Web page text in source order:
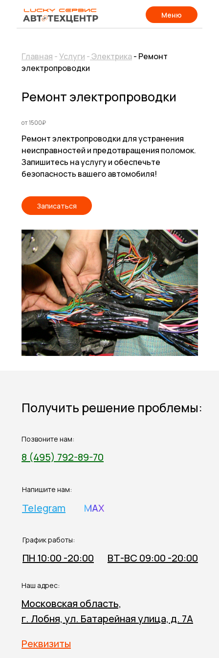
Меню
Главная -Услуги -Электрика- Ремонт
электропроводки
Ремонт электропроводки
от 1500₽
Ремонт электропроводки для устранения
неисправностей и предотвращения поломок.
Запишитесь на услугу и обеспечьте
безопасность вашего автомобиля!
Записаться
Получить решение проблемы:
Позвоните нам:
8 (495) 792-89-70
Напишите нам:
Telegram MAX
График работы:
ВТ-ВС 09:00 -20:00
ПН 10:00 -20:00
Наш адрес:
Московская область,
г. Лобня, ул. Батарейная улица, д. 7А
Реквизиты